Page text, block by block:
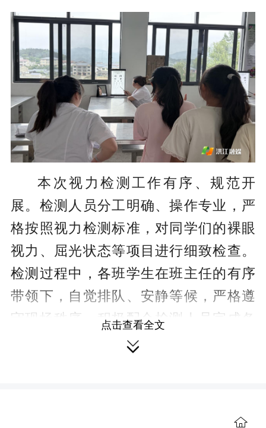
本次视力检测工作有序、规范开
展。检测人员分工明确、操作专业，严
格按照视力检测标准，对同学们的裸眼
视力、屈光状态等项目进行细致检查。
检测过程中，各班学生在班主任的有序
带领下，自觉排队、安静等候，严格遵
守现场秩序，积极配合检测人员完成各
项检查，展现出良好的校风校纪。
常、近视加深等问题。同时，耐心向学
点击查看全文
